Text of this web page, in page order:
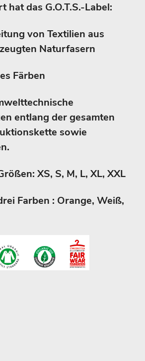
hat das G.O.T.S.-Label:
von Textilien aus
Naturfasern
Färben
entlang der gesamten
sowie
XS, S, M, L, XL, XXL
Farben : Orange, Weiß,